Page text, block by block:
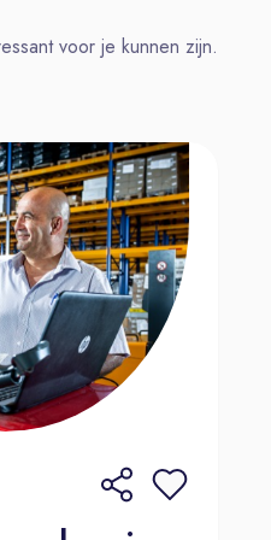
pré
veiligheid
centraal
samen voor het
prettige sfeer.
aan boord?
voor je kunnen zijn.